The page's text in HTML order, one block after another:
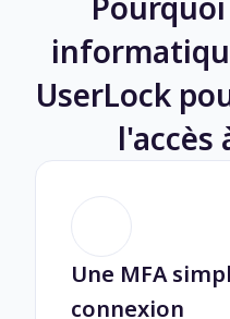
UserLock
l'accès
Une MFA
connexion